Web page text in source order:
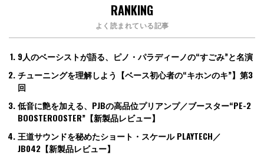
RANKING
よく読まれている記事
9人のベーシストが語る、ピノ・パラディーノの“すごみ”と名演
チューニングを理解しよう【ベース初心者の“キホンのキ”】第3
回
低音に艶を加える、PJBの高品位プリアンプ／ブースター“PE-2
BOOSTEROOSTER”【新製品レビュー】
王道サウンドを秘めたショート・スケール PLAYTECH／
JB042【新製品レビュー】